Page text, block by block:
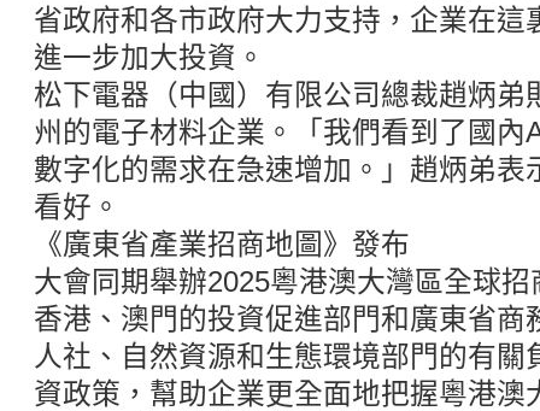
省政府和各市政府大力支持，企業在這
進一步加大投資。
松下電器（中國）有限公司總裁趙炳弟
州的電子材料企業。「我們看到了國內
數字化的需求在急速增加。」趙炳弟表
看好。
《廣東省產業招商地圖》發布
大會同期舉辦2025粵港澳大灣區全球
香港、澳門的投資促進部門和廣東省商
人社、自然資源和生態環境部門的有關
資政策，幫助企業更全面地把握粵港澳